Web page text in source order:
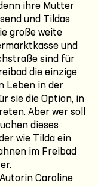
ihre Mutter
und Tildas
große weite
und
sind für
die einzige
Leben in der
sie die Option, in
Aber wer soll
dieses
wie Tilda ein
im Freibad
Caroline